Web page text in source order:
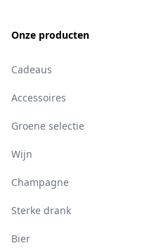
Onze producten
Cadeaus
Accessoires
Groene selectie
Wijn
Champagne
Sterke drank
Bier